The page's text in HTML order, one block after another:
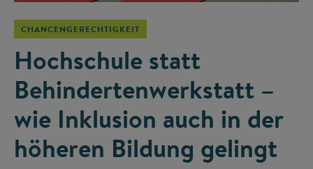
CHANCENGERECHTIGKEIT
Hochschule statt
Behindertenwerkstatt –
wie Inklusion auch in der
höheren Bildung gelingt